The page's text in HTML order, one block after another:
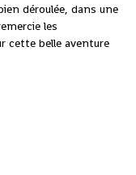
déroulée, dans une
les
cette belle aventure